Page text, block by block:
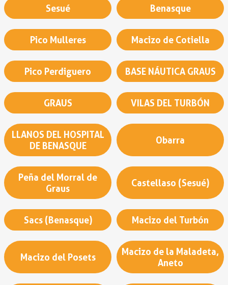
Sesué Benasque
Pico Mulleres Macizo de Cotiella
Pico Perdiguero BASE NÁUTICA GRAUS
GRAUS VILAS DEL TURBÓN
LLANOS DEL HOSPITAL
DE BENASQUE
Obarra
Peña del Morral de
Graus
Castellaso (Sesué)
Sacs (Benasque) Macizo del Turbón
Macizo del Posets
Macizo de la Maladeta,
Aneto